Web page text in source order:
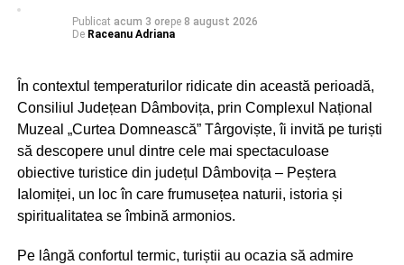
RELATIONATE: ACTUALITATE ANIMALE
DÂMBOVIŢA
FEATURED
GUNOI IONUȚ IRINEL BADEA VĂCĂREŞTI
URMATOAREA
Bărbatul dispărut din Malu cu Flori a fost găsit
mort într-o fântână de lângă casă
NU RATAȚI
Ordinea de zi a ședinței CLM Târgoviște din 15
mai 2026
Publicat acum 3 orepe 8 august 2026
De Raceanu Adriana
În contextul temperaturilor ridicate din această perioadă,
Consiliul Județean Dâmbovița, prin Complexul Național
Muzeal „Curtea Domnească” Târgoviște, îi invită pe turiști
să descopere unul dintre cele mai spectaculoase
obiective turistice din județul Dâmbovița – Peștera
Ialomiței, un loc în care frumusețea naturii, istoria și
spiritualitatea se îmbină armonios.
Pe lângă confortul termic, turiștii au ocazia să admire